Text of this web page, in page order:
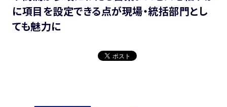
に項目を設定できる点が現場・統括部門とし
ても魅力に